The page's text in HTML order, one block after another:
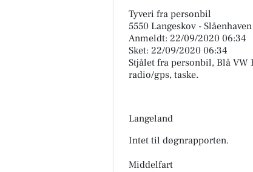
Tyveri fra personbil
5550 Langeskov - Slåenhaven
Anmeldt: 22/09/2020 06:34
Sket: 22/09/2020 06:34
Stjålet fra personbil, Blå
radio/gps, taske.
Langeland
Intet til døgnrapporten.
Middelfart